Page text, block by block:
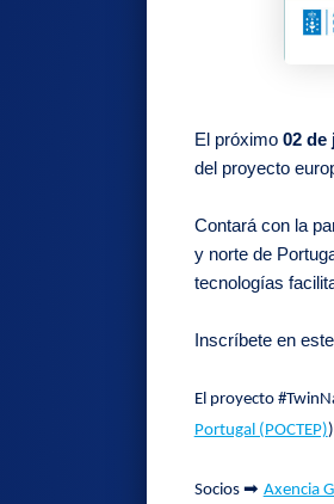
El próximo 02 de
del proyecto
Contará con la
y norte de
tecnologías
Inscríbete en
El proyecto
Portugal (POCTEP)
Socios ➡ Axencia